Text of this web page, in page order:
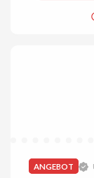
ANGEBOT